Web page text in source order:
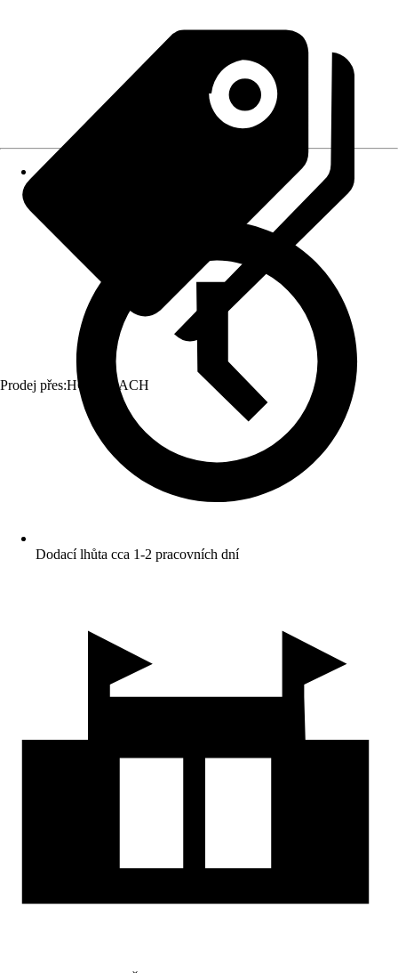
Prodej přes:HORNBACH
Dodací lhůta cca 1-2 pracovních dní